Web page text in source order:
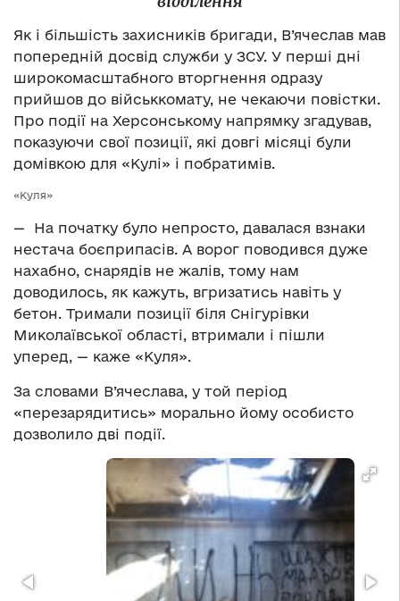
Як і більшість захисників бригади, В’ячеслав мав
попередній досвід служби у ЗСУ. У перші дні
широкомасштабного вторгнення одразу
прийшов до військкомату, не чекаючи повістки.
Про події на Херсонському напрямку згадував,
показуючи свої позиції, які довгі місяці були
домівкою для «Кулі» і побратимів.
«Куля»
— На початку було непросто, давалася взнаки
нестача боєприпасів. А ворог поводився дуже
нахабно, снарядів не жалів, тому нам
доводилось, як кажуть, вгризатись навіть у
бетон. Тримали позиції біля Снігурівки
Миколаївської області, втримали і пішли
уперед, — каже «Куля».
За словами В’ячеслава, у той період
«перезарядитись» морально йому особисто
дозволило дві події.